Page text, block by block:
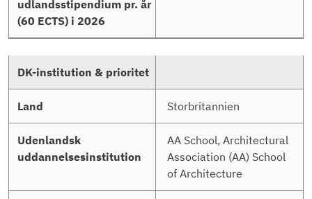
Storbritannien
AA School, Architectural
Association (AA) School
of Architecture